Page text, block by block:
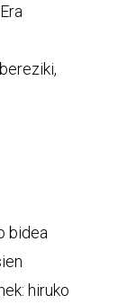
bidea
hiruko